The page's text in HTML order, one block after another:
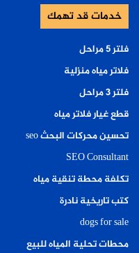
خدمات قد تهمك
فلتر ٥ مراحل
فلاتر مياه منزلية
فلتر ٣ مراحل
قطع غيار فلاتر مياه
تحسين محركات البحث seo
SEO Consultant
تكلفة محطة تنقية مياه
كتب تاريخية نادرة
dogs for sale
محطات تحلية المياه للبيع